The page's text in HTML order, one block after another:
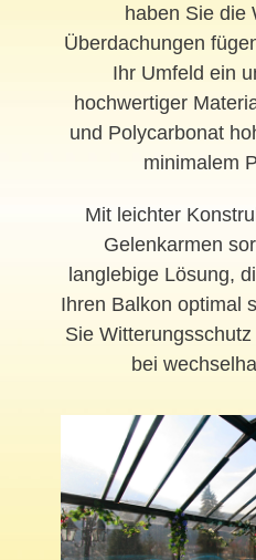
haben Sie die
Überdachungen
Ihr Umfeld ein
hochwertiger
und Polycarbonat
minimalem
Mit leichter
Gelenkarmen
langlebige Lösung,
Ihren Balkon optimal
Sie
bei